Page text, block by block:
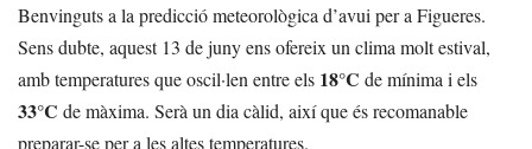
Benvinguts a la predicció meteorològica d’avui per a Figueres.
Sens dubte, aquest 13 de juny ens ofereix un clima molt estival,
amb temperatures que oscil·len entre els 18°C de mínima i els
33°C de màxima. Serà un dia càlid, així que és recomanable
preparar-se per a les altes temperatures.